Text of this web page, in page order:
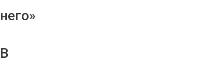
него»
В